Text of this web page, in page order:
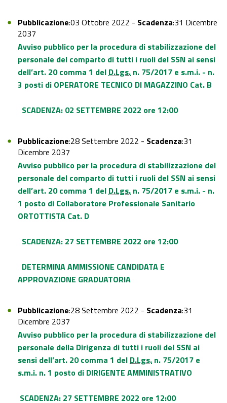
Pubblicazione:03 Ottobre 2022 - Scadenza:31 Dicembre
2037
Avviso pubblico per la procedura di stabilizzazione del
personale del comparto di tutti i ruoli del SSN ai sensi
dell’art. 20 comma 1 delD.Lgs. n. 75/2017 e s.m.i. - n.
3 posti di OPERATORE TECNICO DI MAGAZZINO Cat. B
SCADENZA: 02 SETTEMBRE 2022 ore 12:00
Pubblicazione:28 Settembre 2022 - Scadenza:31
Dicembre 2037
Avviso pubblico per la procedura di stabilizzazione del
personale del comparto di tutti i ruoli del SSN ai sensi
dell’art. 20 comma 1 delD.Lgs. n. 75/2017 e s.m.i. - n.
1 posto di Collaboratore Professionale Sanitario
ORTOTTISTA Cat. D
SCADENZA: 27 SETTEMBRE 2022 ore 12:00
DETERMINA AMMISSIONE CANDIDATA E
APPROVAZIONE GRADUATORIA
Pubblicazione:28 Settembre 2022 - Scadenza:31
Dicembre 2037
Avviso pubblico per la procedura di stabilizzazione del
personale della Dirigenza di tutti i ruoli del SSN ai
sensi dell’art. 20 comma 1 delD.Lgs. n. 75/2017 e
s.m.i. n. 1 posto di DIRIGENTE AMMINISTRATIVO
SCADENZA: 27 SETTEMBRE 2022 ore 12:00